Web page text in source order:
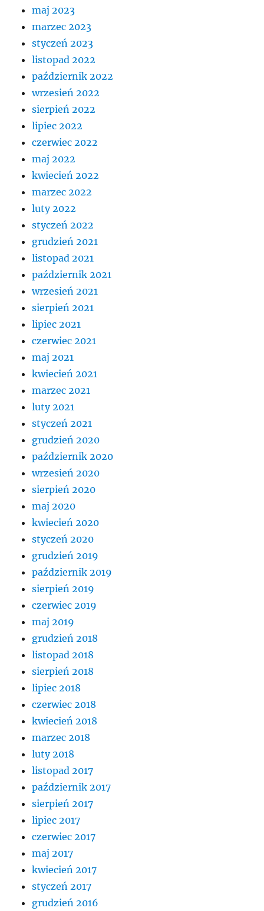
maj 2023
marzec 2023
styczeń 2023
listopad 2022
październik 2022
wrzesień 2022
sierpień 2022
lipiec 2022
czerwiec 2022
maj 2022
kwiecień 2022
marzec 2022
luty 2022
styczeń 2022
grudzień 2021
listopad 2021
październik 2021
wrzesień 2021
sierpień 2021
lipiec 2021
czerwiec 2021
maj 2021
kwiecień 2021
marzec 2021
luty 2021
styczeń 2021
grudzień 2020
październik 2020
wrzesień 2020
sierpień 2020
maj 2020
kwiecień 2020
styczeń 2020
grudzień 2019
październik 2019
sierpień 2019
czerwiec 2019
maj 2019
grudzień 2018
listopad 2018
sierpień 2018
lipiec 2018
czerwiec 2018
kwiecień 2018
marzec 2018
luty 2018
listopad 2017
październik 2017
sierpień 2017
lipiec 2017
czerwiec 2017
maj 2017
kwiecień 2017
styczeń 2017
grudzień 2016